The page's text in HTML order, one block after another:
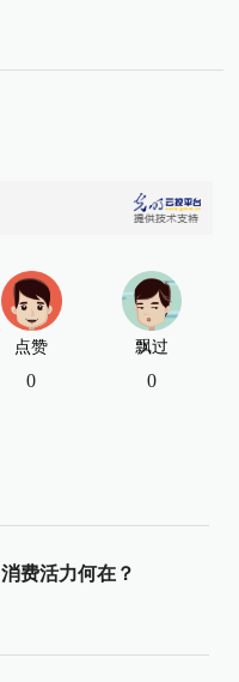
点赞
0
飘过
0
费活力何在？